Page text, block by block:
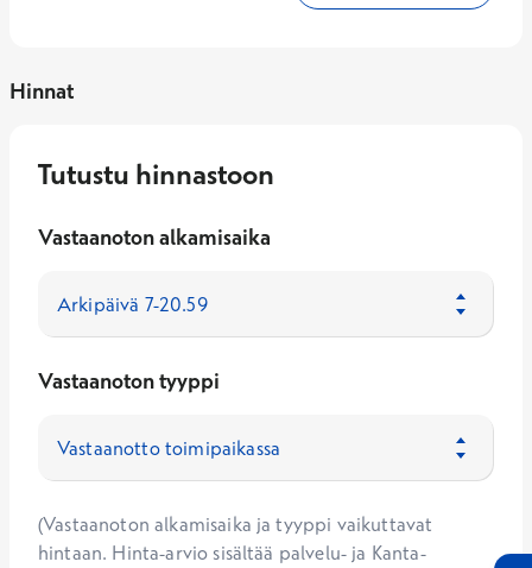
Hinnat
Tutustu hinnastoon
Vastaanoton alkamisaika
Vastaanoton tyyppi
(Vastaanoton alkamisaika ja tyyppi vaikuttavat
hintaan. Hinta-arvio sisältää palvelu- ja Kanta-